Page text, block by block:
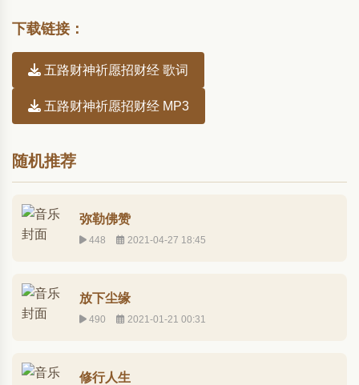
下载链接：
五路财神祈愿招财经 歌词
五路财神祈愿招财经 MP3
随机推荐
弥勒佛赞
448 2021-04-27 18:45
放下尘缘
490 2021-01-21 00:31
修行人生